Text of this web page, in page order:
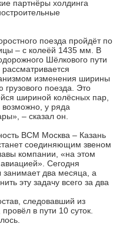
партнёры холдинга
поезда пройдёт по
– с колеёй 1435 мм. В
Шёлкового пути
изменения ширины
поезда. Это
шириной колёсных пар,
возможно, у ряда
– сказал он.
ВСМ Москва – Казань
соединяющим звеном
компании, «на этом
Сегодня
занимает два месяца, а
эту задачу всего за два
следовавший из
в пути 10 суток.